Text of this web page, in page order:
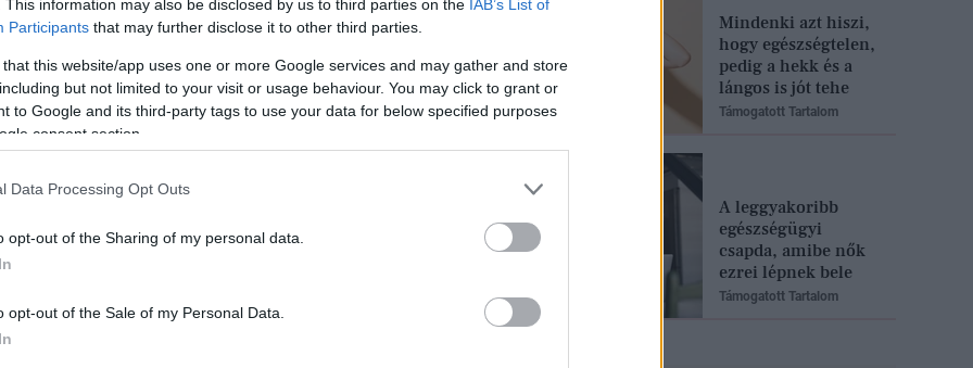
This information may also be disclosed by us to third parties on the IAB’s List of
Participants that may further disclose it to other third parties.
that this website/app uses one or more Google services and may gather and store
but not limited to your visit or usage behaviour. You may click to grant or
to Google and its third-party tags to use your data for below specified purposes
consent section.
Data Processing Opt Outs
opt-out of the Sharing of my personal data.
opt-out of the Sale of my Personal Data.
és levegő után
ennek a folyamatnak
volna. Továbbá, ha a szíved
a tüdődbe, ami megnehezítheti
tüneteik”- mondja Nikki Bart
Mindenki azt hiszi,
hogy egészségtelen,
pedig a hekk és a
lángos is jót tehe
Támogatott Tartalom
A leggyakoribb
egészségügyi
csapda, amibe nők
ezrei lépnek bele
Támogatott Tartalom